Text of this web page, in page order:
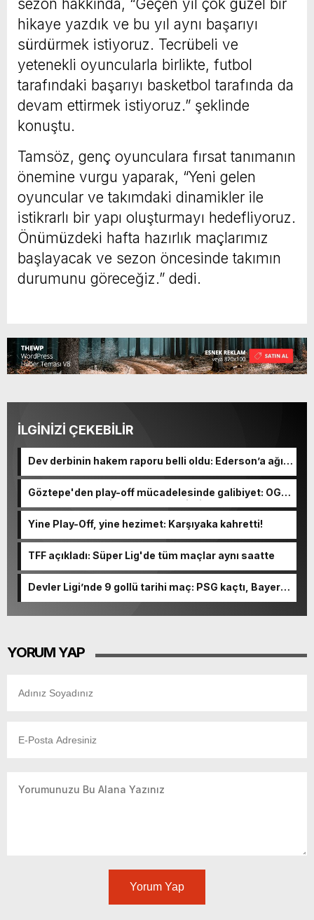
sezon hakkında, “Geçen yıl çok güzel bir
hikaye yazdık ve bu yıl aynı başarıyı
sürdürmek istiyoruz. Tecrübeli ve
yetenekli oyuncularla birlikte, futbol
tarafındaki başarıyı basketbol tarafında da
devam ettirmek istiyoruz.” şeklinde
konuştu.
Tamsöz, genç oyunculara fırsat tanımanın
önemine vurgu yaparak, “Yeni gelen
oyuncular ve takımdaki dinamikler ile
istikrarlı bir yapı oluşturmayı hedefliyoruz.
Önümüzdeki hafta hazırlık maçlarımız
başlayacak ve sezon öncesinde takımın
durumunu göreceğiz.” dedi.
İLGİNİZİ ÇEKEBİLİR
Dev derbinin hakem raporu belli oldu: Ederson’a ağır
Göztepe'den play-off mücadelesinde galibiyet: OGM
Ormanspor'u evinde 90-92 devirdi
Yine Play-Off, yine hezimet: Karşıyaka kahretti!
TFF açıkladı: Süper Lig'de tüm maçlar aynı saatte
Devler Ligi’nde 9 gollü tarihi maç: PSG kaçtı, Bayern
YORUM YAP
Yorum Yap